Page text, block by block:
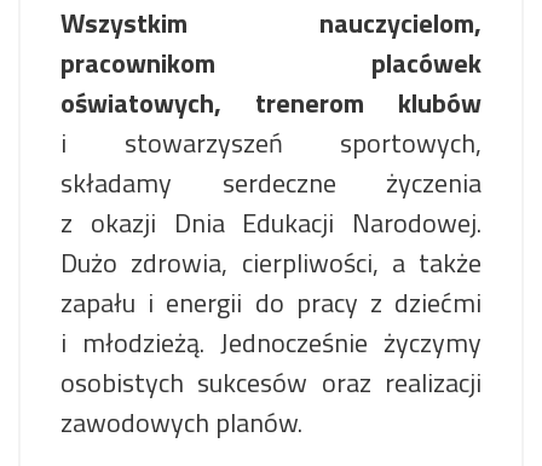
Wszystkim nauczycielom,
pracownikom placówek
oświatowych, trenerom klubów
i stowarzyszeń sportowych,
składamy serdeczne życzenia
z okazji Dnia Edukacji Narodowej.
Dużo zdrowia, cierpliwości, a także
zapału i energii do pracy z dziećmi
i młodzieżą. Jednocześnie życzymy
osobistych sukcesów oraz realizacji
zawodowych planów.